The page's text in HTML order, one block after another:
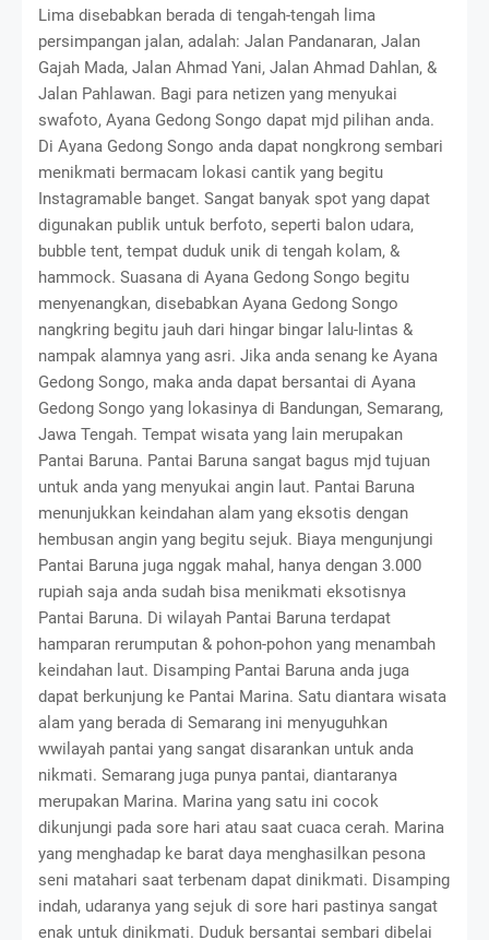
Lima disebabkan berada di tengah-tengah lima
persimpangan jalan, adalah: Jalan Pandanaran, Jalan
Gajah Mada, Jalan Ahmad Yani, Jalan Ahmad Dahlan, &
Jalan Pahlawan. Bagi para netizen yang menyukai
swafoto, Ayana Gedong Songo dapat mjd pilihan anda.
Di Ayana Gedong Songo anda dapat nongkrong sembari
menikmati bermacam lokasi cantik yang begitu
Instagramable banget. Sangat banyak spot yang dapat
digunakan publik untuk berfoto, seperti balon udara,
bubble tent, tempat duduk unik di tengah kolam, &
hammock. Suasana di Ayana Gedong Songo begitu
menyenangkan, disebabkan Ayana Gedong Songo
nangkring begitu jauh dari hingar bingar lalu-lintas &
nampak alamnya yang asri. Jika anda senang ke Ayana
Gedong Songo, maka anda dapat bersantai di Ayana
Gedong Songo yang lokasinya di Bandungan, Semarang,
Jawa Tengah. Tempat wisata yang lain merupakan
Pantai Baruna. Pantai Baruna sangat bagus mjd tujuan
untuk anda yang menyukai angin laut. Pantai Baruna
menunjukkan keindahan alam yang eksotis dengan
hembusan angin yang begitu sejuk. Biaya mengunjungi
Pantai Baruna juga nggak mahal, hanya dengan 3.000
rupiah saja anda sudah bisa menikmati eksotisnya
Pantai Baruna. Di wilayah Pantai Baruna terdapat
hamparan rerumputan & pohon-pohon yang menambah
keindahan laut. Disamping Pantai Baruna anda juga
dapat berkunjung ke Pantai Marina. Satu diantara wisata
alam yang berada di Semarang ini menyuguhkan
wwilayah pantai yang sangat disarankan untuk anda
nikmati. Semarang juga punya pantai, diantaranya
merupakan Marina. Marina yang satu ini cocok
dikunjungi pada sore hari atau saat cuaca cerah. Marina
yang menghadap ke barat daya menghasilkan pesona
seni matahari saat terbenam dapat dinikmati. Disamping
indah, udaranya yang sejuk di sore hari pastinya sangat
enak untuk dinikmati. Duduk bersantai sembari dibelai